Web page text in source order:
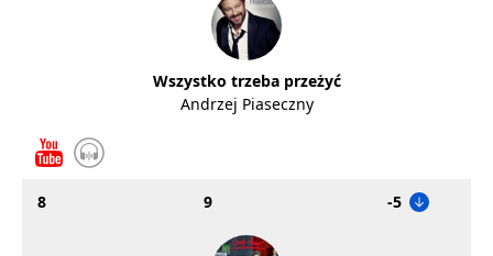
Wszystko trzeba przeżyć
Andrzej Piaseczny
8 9 -5